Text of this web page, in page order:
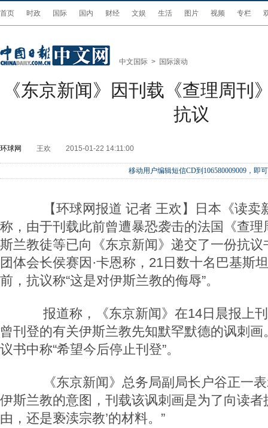
首页 时政 国际 国内 财经 文娱 生活 图片 视频 专栏
中文国际 > 国际滚动
《东京新闻》因刊载《查理周刊
抗议
环球网 王欢 2015-01-22 14:11:00
移动用户编辑短信CD到106580009009，即
【环球网报道 记者 王欢】日本《读卖
称，由于刊载此前曾遭暴恐袭击的法国《查
斯兰教徒等已向《东京新闻》递交了一份抗
团体会长侯赛因·卡恩称，21日数十名巴基斯
前，抗议称“这是对伊斯兰教的侮辱”。
报道称，《东京新闻》在14日晨报上刊
曾刊登的有关伊斯兰教先知默罕默德的讽刺
议书中称“希望今后停止刊登”。
《东京新闻》总务局副局长户谷正一表
伊斯兰教的意图，刊载该讽刺画是为了向读者
由，还是亵渎宗教’的材料。”